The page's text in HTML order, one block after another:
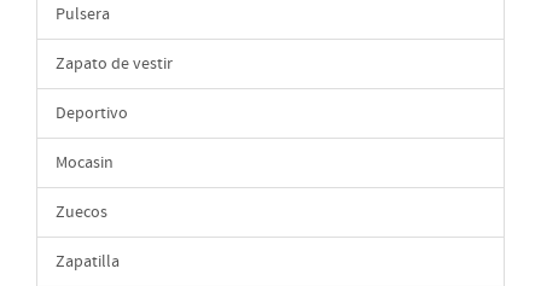
Pulsera
Zapato de vestir
Deportivo
Mocasin
Zuecos
Zapatilla